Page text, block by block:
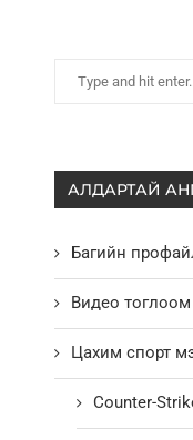
АЛДАРТАЙ
Багийн
Видео тоглоом
Цахим спорт
Counter-